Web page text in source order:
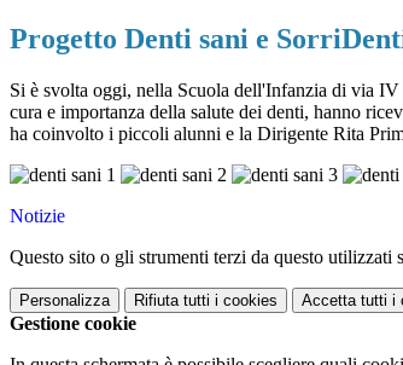
Progetto Denti sani e
Si è svolta oggi, nella Scuola dell'Infanzia di via
cura e importanza della salute dei denti, hanno
ha coinvolto i piccoli alunni e la Dirigente Rita
Notizie
Questo sito o gli strumenti terzi da questo
Personalizza Rifiuta tutti i cookies Accetta tutti i
Gestione cookie